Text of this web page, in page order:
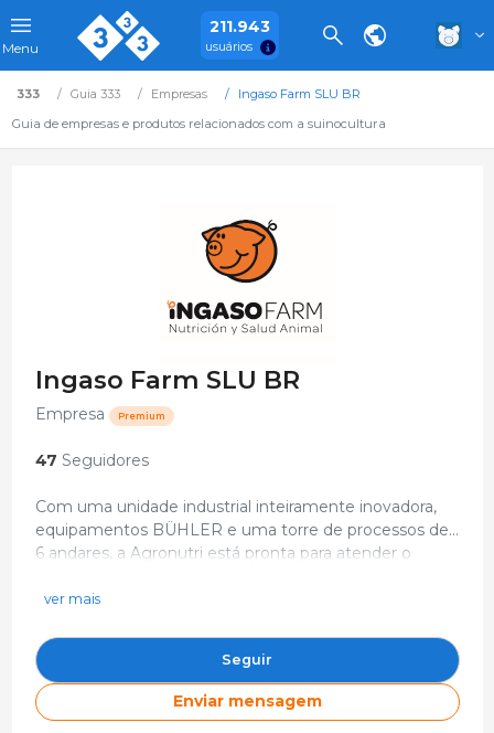
Menu
211.943
usuários
333 Guia 333 Empresas
Ingaso Farm SLU BR
Guia de empresas e produtos relacionados com a suinocultura
Ingaso Farm SLU BR
Empresa Premium
47 Seguidores
Com uma unidade industrial inteiramente inovadora,
equipamentos BÜHLER e uma torre de processos de
6 andares, a Agronutri está pronta para atender o
indústria 4.0, alta tecnologia, automação,
Agronutri uma empresa completa no seguimento de
nutrição e saúde animal.
info@agronutri.ind.br
ver mais
Seguir
Enviar mensagem